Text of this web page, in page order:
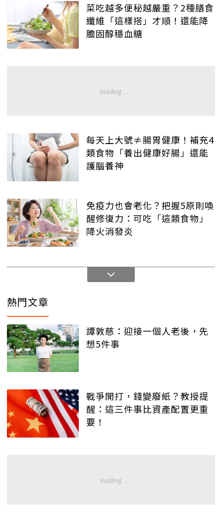
菜吃越多便秘越嚴重？2種膳食
纖維「這樣搭」才順！還能降
膽固醇穩血糖
每天上大號≠腸胃健康！補充4
類食物「養出健康好腸」還能
護腦養神
免疫力也會老化？把握5原則喚
醒修復力：可吃「這類食物」
降火消發炎
熱門文章
譚敦慈：迎接一個人老後，先
想5件事
戰爭開打，錢變廢紙？教授提
醒：這三件事比資產配置更重
要！